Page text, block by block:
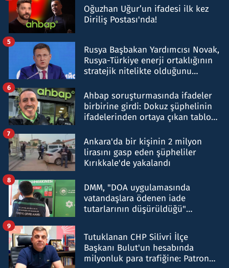
Oğuzhan Uğur’un ifadesi ilk kez
Diriliş Postası'nda!
Rusya Başbakan Yardımcısı Novak,
Rusya-Türkiye enerji ortaklığının
stratejik nitelikte olduğunu
5
Ahbap soruşturmasında ifadeler
birbirine girdi: Dokuz şüphelinin
ifadelerinden ortaya çıkan tablo
6
Ankara'da bir kişinin 2 milyon
lirasını gasp eden şüpheliler
Kırıkkale'de yakalandı
7
DMM, "DOA uygulamasında
vatandaşlara ödenen iade
tutarlarının düşürüldüğü"
8
Tutuklanan CHP Silivri İlçe
Başkanı Bulut'un hesabında
milyonluk para trafiğine: Patron
9